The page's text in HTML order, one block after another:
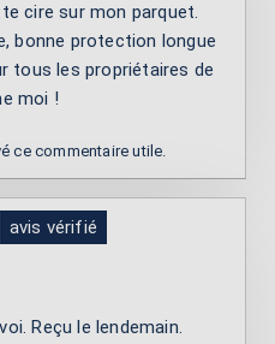
cire sur mon parquet.
bonne protection longue
tous les propriétaires de
moi !
ce commentaire utile.
avis vérifié
Reçu le lendemain.